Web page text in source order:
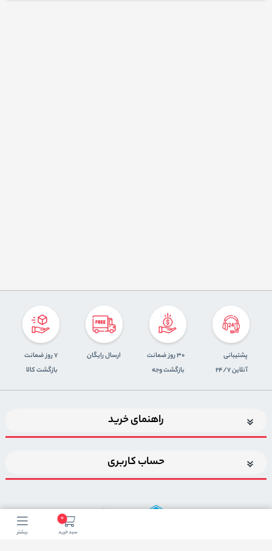
0
سبد خرید بیشتر
پشتیبانی
آنلاین 24/7
30 روز ضمانت
بازگشت وجه
ارسال رایگان
7 روز ضمانت
بازگشت کالا
راهنمای خرید
حساب کاربری